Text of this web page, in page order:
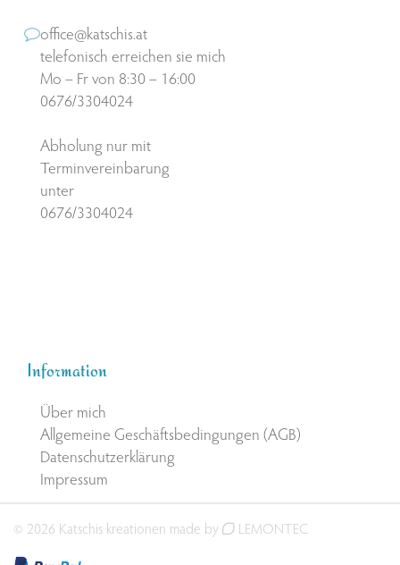
office@katschis.at
telefonisch erreichen sie mich
Mo – Fr von 8:30 – 16:00
0676/3304024
Abholung nur mit
Terminvereinbarung
unter
0676/3304024
Information
Über mich
Allgemeine Geschäftsbedingungen (AGB)
Datenschutzerklärung
Impressum
© 2026 Katschis kreationen made by LEMONTEC